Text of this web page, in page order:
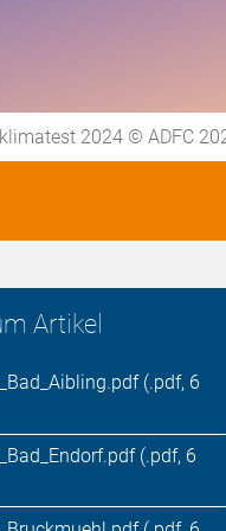
2024 © ADFC
Artikel
(.pdf, 6
(.pdf, 6